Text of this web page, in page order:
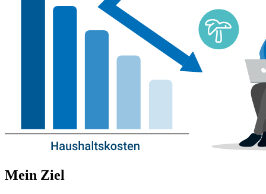
Mein Ziel